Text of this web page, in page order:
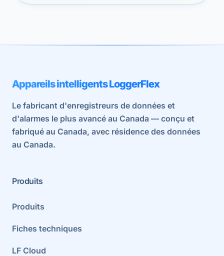
Appareils intelligents LoggerFlex
Le fabricant d'enregistreurs de données et
d'alarmes le plus avancé au Canada — conçu et
fabriqué au Canada, avec résidence des données
au Canada.
Produits
Produits
Fiches techniques
LF Cloud